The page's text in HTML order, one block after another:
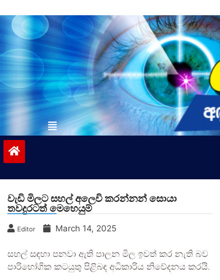
to
contentvinivida.lk
වැඩි මිලට සහල් අලෙවි කරන්නන් සොයා
තවදුරටත් මෙහෙයුම්
Editor March 14, 2025
සහල් සඳහා පනවා ඇති පාලන මිල ඉවත් කර නැති බව
පාරිභෝගික කටයුතු පිළිබඳ අධිකාරිය නිවේදනය කරයි.